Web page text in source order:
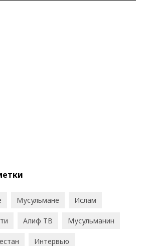
Мусульмане Ислам
Алиф ТВ Мусульманин
Интервью